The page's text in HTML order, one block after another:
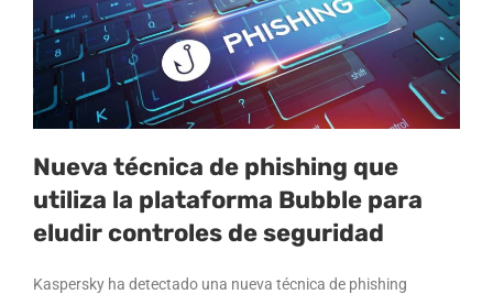
Nueva técnica de phishing que
utiliza la plataforma Bubble para
eludir controles de seguridad
Kaspersky ha detectado una nueva técnica de phishing